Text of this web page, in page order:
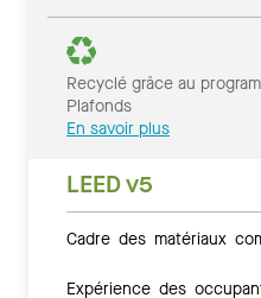
Recyclé grâce au
Plafonds
En savoir plus
LEED v5
Cadre des matériaux
Expérience des